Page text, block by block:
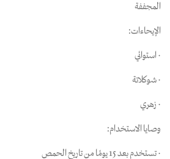
المجففة
الإيحاءات:
· استوائي
· شوكلاتة
· زهري
وصايا الاستخدام:
· تستخدم بعد 15 يومًا من تاريخ الحمص